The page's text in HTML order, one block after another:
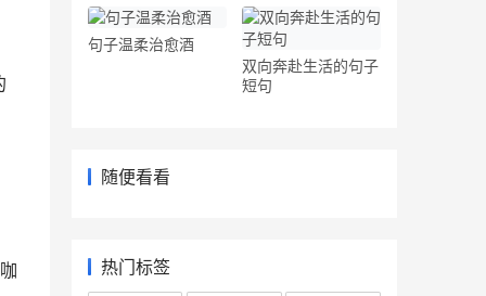
句子温柔治愈酒
双向奔赴生活的句子
短句
随便看看
热门标签